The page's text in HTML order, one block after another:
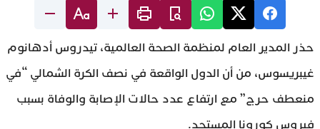
حذر المدير العام لمنظمة الصحة العالمية، تيدروس أدهانوم
غيبريسوس، من أن الدول الواقعة في نصف الكرة الشمالي “في
منعطف حرج” مع ارتفاع عدد حالات الإصابة والوفاة بسبب
فيروس كورونا المستجد.